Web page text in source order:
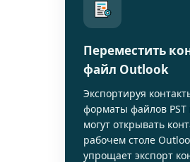
Переместить
файл Outlook
Экспортируя
форматы файлов PST
могут открывать
рабочем столе
упрощает экспорт